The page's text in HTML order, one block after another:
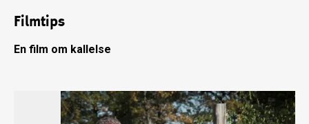
Filmtips
En film om kallelse